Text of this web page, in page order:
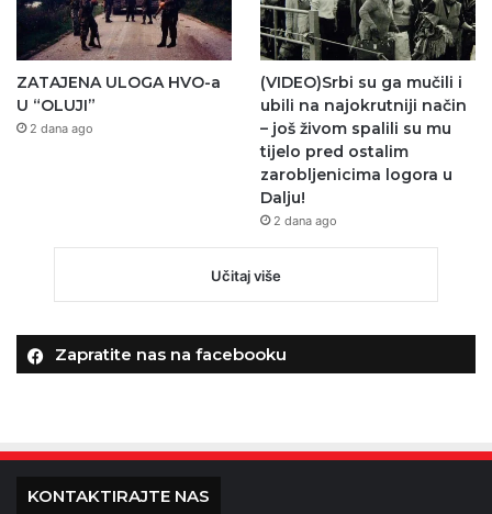
ZATAJENA ULOGA HVO-a
U “OLUJI”
2 dana ago
(VIDEO)Srbi su ga mučili i
ubili na najokrutniji način
– još živom spalili su mu
tijelo pred ostalim
zarobljenicima logora u
Dalju!
2 dana ago
Učitaj više
Zapratite nas na facebooku
KONTAKTIRAJTE NAS